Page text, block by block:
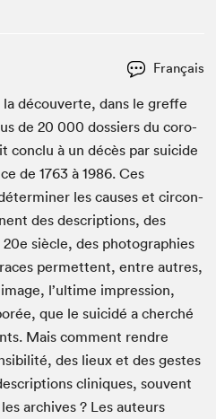
Français
décou­verte, dans le greffe
de20 000 dossiers du coro­
con­clu à un décès par sui­cide
de1763 à1986. Ces
les caus­es et cir­con­
des descrip­tions, des
20e siè­cle, des pho­togra­phies
per­me­t­tent, entre autres,
l’ultime impres­sion,
que le sui­cidé a cher­ché
Mais com­ment ren­dre
des lieux et des gestes
clin­iques, sou­vent
archives ? Les auteurs